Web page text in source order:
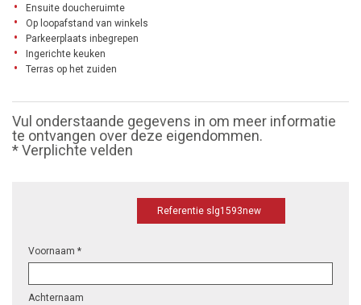
Ensuite doucheruimte
Op loopafstand van winkels
Parkeerplaats inbegrepen
Ingerichte keuken
Terras op het zuiden
Vul onderstaande gegevens in om meer informatie
te ontvangen over deze eigendommen.
* Verplichte velden
Referentie slg1593new
Voornaam *
Achternaam